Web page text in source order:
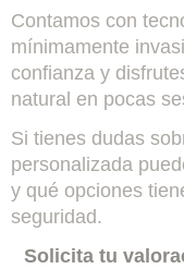
Contamos con
mínimamente
confianza y
natural en pocas
Si tienes dudas
personalizada
y qué opciones
seguridad.
Solicita tu